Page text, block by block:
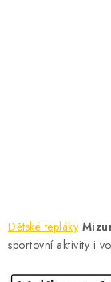
DÁRKOVÉ
VELIKOSTNÍ
VÝŽIVA
Dětské tepláky
sportovní aktivity i